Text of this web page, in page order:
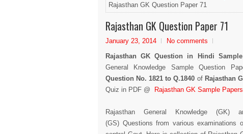
Rajasthan GK Question Paper 71
Rajasthan GK Question Paper 71
January 23, 2014
No comments
Rajasthan GK Question in Hindi
General Knowledge Sample Question
Question No. 1821 to Q.1840 of Rajasthan
Quiz in PDF @
Rajasthan GK Sample Papers
Rajasthan General Knowledge (GK)
(GS) Questions from various examinations